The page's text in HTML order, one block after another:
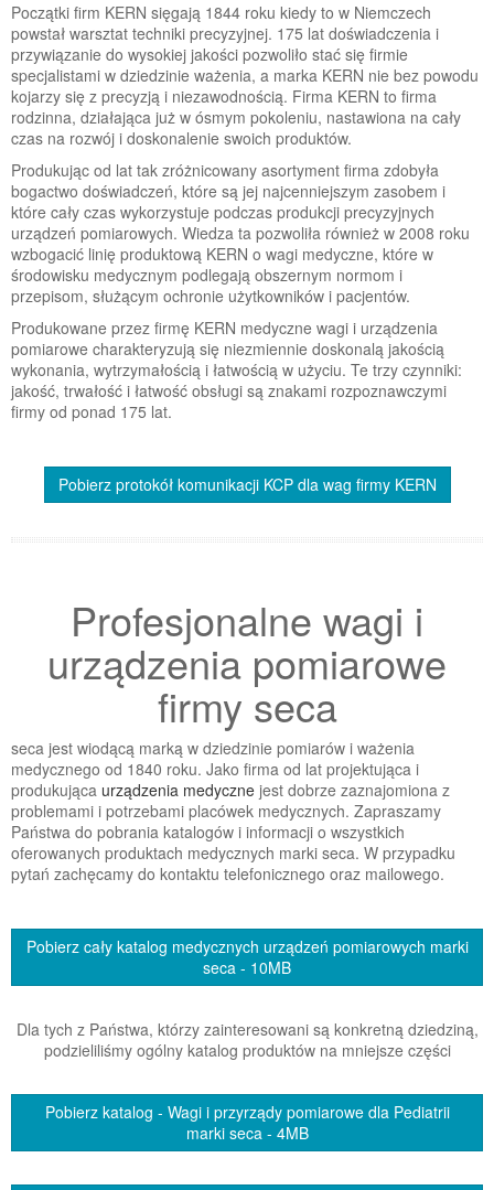
Początki firm KERN sięgają 1844 roku kiedy to w Niemczech
powstał warsztat techniki precyzyjnej. 175 lat doświadczenia i
przywiązanie do wysokiej jakości pozwoliło stać się firmie
specjalistami w dziedzinie ważenia, a marka KERN nie bez powodu
kojarzy się z precyzją i niezawodnością. Firma KERN to firma
rodzinna, działająca już w ósmym pokoleniu, nastawiona na cały
czas na rozwój i doskonalenie swoich produktów.
Produkując od lat tak zróżnicowany asortyment firma zdobyła
bogactwo doświadczeń, które są jej najcenniejszym zasobem i
które cały czas wykorzystuje podczas produkcji precyzyjnych
urządzeń pomiarowych. Wiedza ta pozwoliła również w 2008 roku
wzbogacić linię produktową KERN o wagi medyczne, które w
środowisku medycznym podlegają obszernym normom i
przepisom, służącym ochronie użytkowników i pacjentów.
Produkowane przez firmę KERN medyczne wagi i urządzenia
pomiarowe charakteryzują się niezmiennie doskonalą jakością
wykonania, wytrzymałością i łatwością w użyciu. Te trzy czynniki:
jakość, trwałość i łatwość obsługi są znakami rozpoznawczymi
firmy od ponad 175 lat.
Pobierz protokół komunikacji KCP dla wag firmy KERN
Profesjonalne wagi i
urządzenia pomiarowe
firmy seca
seca jest wiodącą marką w dziedzinie pomiarów i ważenia
medycznego od 1840 roku. Jako firma od lat projektująca i
produkująca urządzenia medyczne jest dobrze zaznajomiona z
problemami i potrzebami placówek medycznych. Zapraszamy
Państwa do pobrania katalogów i informacji o wszystkich
oferowanych produktach medycznych marki seca. W przypadku
pytań zachęcamy do kontaktu telefonicznego oraz mailowego.
Pobierz cały katalog medycznych urządzeń pomiarowych marki
seca - 10MB
Dla tych z Państwa, którzy zainteresowani są konkretną dziedziną,
podzieliliśmy ogólny katalog produktów na mniejsze części
Pobierz katalog - Wagi i przyrządy pomiarowe dla Pediatrii
marki seca - 4MB